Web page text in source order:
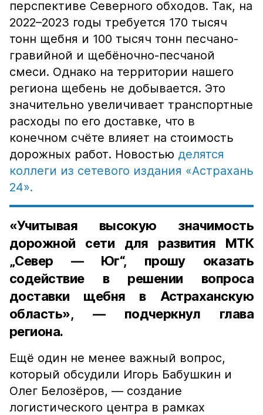
перспективе Северного обходов. Так, на
2022–2023 годы требуется 170 тысяч
тонн щебня и 100 тысяч тонн песчано-
гравийной и щебёночно-песчаной
смеси. Однако на территории нашего
региона щебень не добывается. Это
значительно увеличивает транспортные
расходы по его доставке, что в
конечном счёте влияет на стоимость
дорожных работ. Новостью делятся
коллеги из сетевого издания «Астрахань
24».
«Учитывая высокую значимость
дорожной сети для развития МТК
„Север — Юг“, прошу оказать
содействие в решении вопроса
доставки щебня в Астраханскую
область», — подчеркнул глава
региона.
Ещё один не менее важный вопрос,
который обсудили Игорь Бабушкин и
Олег Белозёров, — создание
логистического центра в рамках